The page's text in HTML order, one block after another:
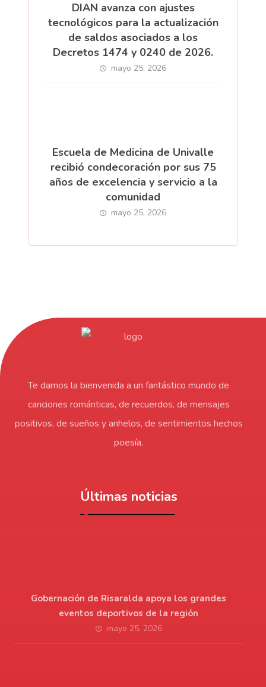
DIAN avanza con ajustes
tecnológicos para la actualización
de saldos asociados a los
Decretos 1474 y 0240 de 2026.
mayo 25, 2026
Escuela de Medicina de Univalle
recibió condecoración por sus 75
años de excelencia y servicio a la
comunidad
mayo 25, 2026
Te damos la bienvenida a un fantástico mundo de
canciones románticas, de recuerdos, de mensajes
positivos, de sueños y anhelos, de sentimientos hechos
poesía.
Últimas noticias
Gobernación de Risaralda apoya los grandes
eventos deportivos de la región
mayo 25, 2026